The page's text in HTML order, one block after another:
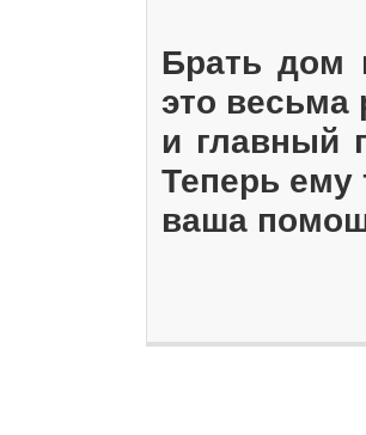
Брать дом
это весьма
и главный
Теперь ему
ваша